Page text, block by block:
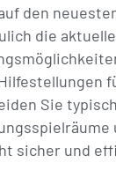
den
die
Sie
sicher und